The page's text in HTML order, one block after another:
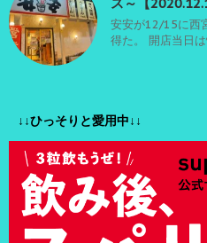
安安が12/15に西
得た。 開店当日
↓↓ひっそりと愛用中↓↓